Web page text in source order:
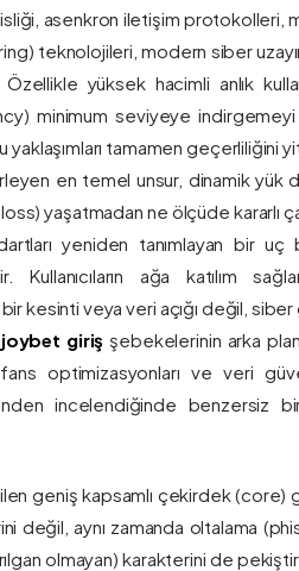
asenkron iletişim protokolleri,
teknolojileri, modern siber
Özellikle yüksek hacimli anlık
minimum seviyeye
tamamen geçerliliğini
en temel unsur, dinamik yük
yaşatmadan ne ölçüde kararlı
yeniden tanımlayan bir
Kullanıcıların ağa katılım
kesinti veya veri açığı değil, siber
giriş şebekelerinin arka
optimizasyonları ve veri
incelendiğinde benzersiz
geniş kapsamlı çekirdek
değil, aynı zamanda oltalama
olmayan) karakterini de